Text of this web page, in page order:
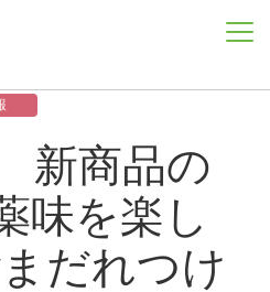
新商品の
味を楽し
だれつけ